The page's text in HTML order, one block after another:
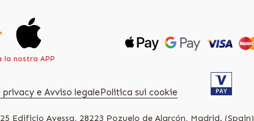
la nostra APP
privacy e Avviso legalePolitica sui cookie
Edificio Ayessa, 28223 Pozuelo de Alarcón, Madrid. (Spain)